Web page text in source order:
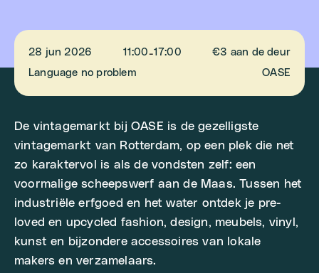
28 jun 2026 11:00-17:00
€3 aan de deur
Language no problem
OASE
De vintagemarkt bij OASE is de gezelligste
vintagemarkt van Rotterdam, op een plek die net
zo karaktervol is als de vondsten zelf: een
voormalige scheepswerf aan de Maas. Tussen het
industriële erfgoed en het water ontdek je pre-
loved en upcycled fashion, design, meubels, vinyl,
kunst en bijzondere accessoires van lokale
makers en verzamelaars.